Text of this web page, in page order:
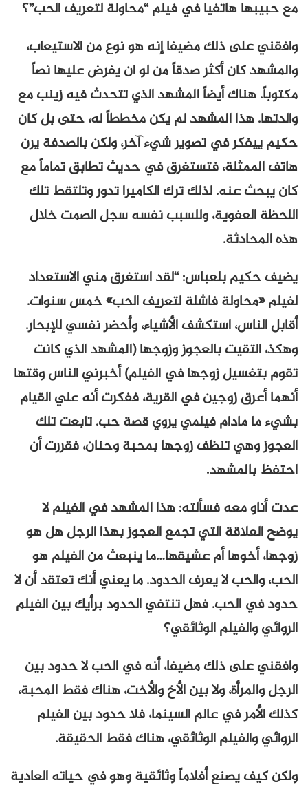
مع حبيبها هاتفيا في فيلم “محاولة لتعريف الحب”؟
وافقني على ذلك مضيفا إنه هو نوع من الاستيعاب،
والمشهد كان أكثر صدقاً من لو ان يفرض عليها نصاً
مكتوباً. هناك أيضاً المشهد الذي تتحدث فيه زينب مع
والدتها. هذا المشهد لم يكن مخططاً له، حتى بل كان
حكيم ييفكر في تصوير شيء آخر، ولكن بالصدفة يرن
هاتف الممثلة، فتستغرق في حديث تطابق تماماً مع
كان يبحث عنه. لذلك ترك الكاميرا تدور وتلتقط تلك
اللحظة العفوية، وللسبب نفسه سجل الصمت خلال
هذه المحادثة.
يضيف حكيم بلعباس: “لقد استغرق مني الاستعداد
لفيلم «محاولة فاشلة لتعريف الحب» خمس سنوات.
أقابل الناس، استكشف الأشياء، وأحضر نفسي للإبحار.
وهكذ، التقيت بالعجوز وزوجها (المشهد الذي كانت
تقوم بتغسيل زوجها في الفيلم) أخبرني الناس وقتها
أنهما أعرق زوجين في القرية، ففكرت أنه علي القيام
بشيء ما مادام فيلمي يروي قصة حب. تابعت تلك
العجوز وهي تنظف زوجها بمحبة وحنان، فقررت أن
احتفظ بالمشهد.
عدت أناو معه فسألته: هذا المشهد في الفيلم لا
يوضح العلاقة التي تجمع العجوز بهذا الرجل هل هو
زوجها، أخوها أم عشيقها…ما ينبعث من الفيلم هو
الحب، والحب لا يعرف الحدود. ما يعني أنك تعتقد أن لا
حدود في الحب. فهل تنتفي الحدود برأيك بين الفيلم
الروائي والفيلم الوثائقي؟
وافقني على ذلك مضيفا، أنه في الحب لا حدود بين
الرجل والمرأة، ولا بين الأخ والأخت، هناك فقط المحبة،
كذلك الأمر في عالم السينما، فلا حدود بين الفيلم
الروائي والفيلم الوثائقي، هناك فقط الحقيقة.
ولكن كيف يصنع أفلاماً وثائقية وهو في حياته العادية